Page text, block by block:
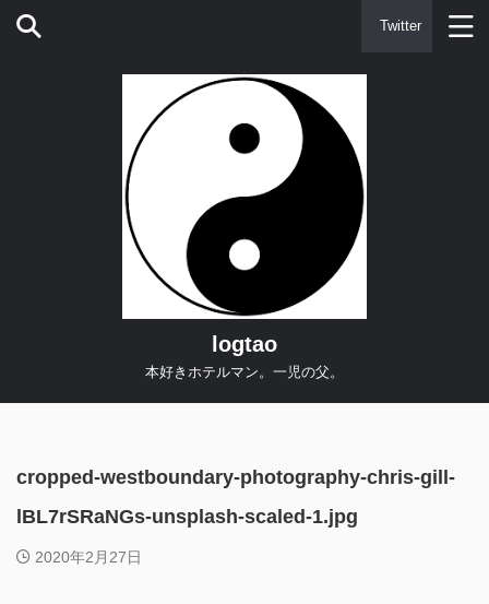
Twitter
logtao
本好きホテルマン。一児の父。
cropped-westboundary-photography-chris-gill-
lBL7rSRaNGs-unsplash-scaled-1.jpg
2020年2月27日